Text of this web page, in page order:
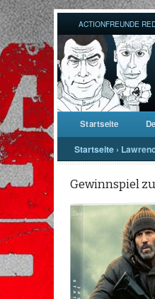
ACTIONFREUNDE
Startseite
Startseite ›
Gewinnspiel